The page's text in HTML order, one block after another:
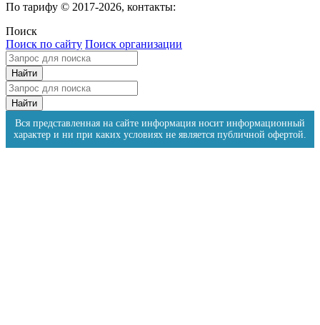
По тарифу © 2017-2026, контакты:
Поиск
Поиск по сайту Поиск организации
Вся представленная на сайте информация носит информационный
характер и ни при каких условиях не является публичной офертой.